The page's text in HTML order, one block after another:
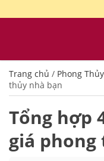
Trang chủ / Phong Thủy
thủy nhà bạn
Tổng hợp
giá